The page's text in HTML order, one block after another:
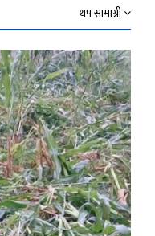
थप सामाग्री